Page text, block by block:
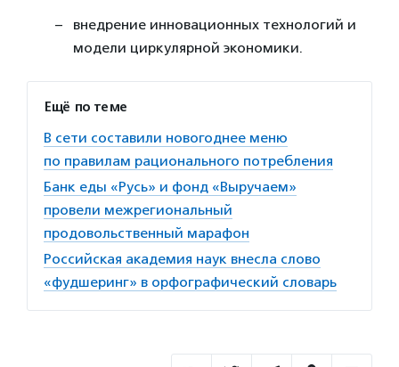
внедрение инновационных технологий и
модели циркулярной экономики.
Ещё по теме
В сети составили новогоднее меню
по правилам рационального потребления
Банк еды «Русь» и фонд «Выручаем»
провели межрегиональный
продовольственный марафон
Российская академия наук внесла слово
«фудшеринг» в орфографический словарь